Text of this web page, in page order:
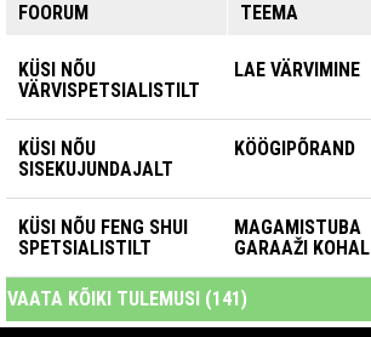
FOORUM TEEMA
KÜSI NÕU
VÄRVISPETSIALISTILT
LAE VÄRVIMINE
KÜSI NÕU
SISEKUJUNDAJALT
KÖÖGIPÕRAND
KÜSI NÕU FENG SHUI
SPETSIALISTILT
MAGAMISTUBA
GARAAŽI KOHAL
VAATA KÕIKI TULEMUSI (141)